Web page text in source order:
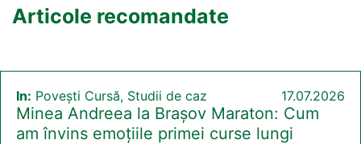
Articole recomandate
In: Povești Cursă, Studii de caz 17.07.2026
Minea Andreea la Brașov Maraton: Cum
am învins emoțiile primei curse lungi